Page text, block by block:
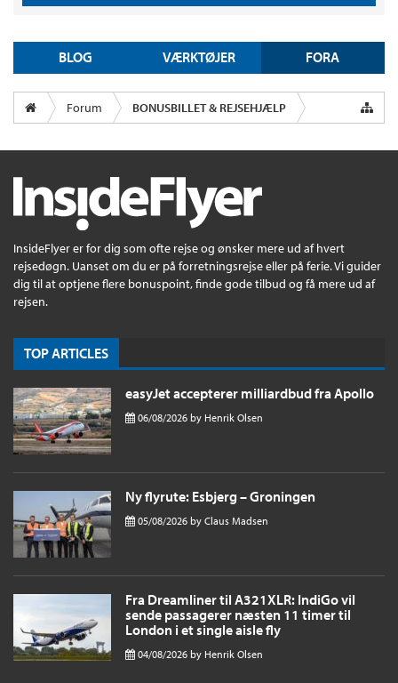
BLOG VÆRKTØJER FORA
Forum BONUSBILLET & REJSEHJÆLP
InsideFlyer er for dig som ofte rejse og ønsker mere ud af hvert
rejsedøgn. Uanset om du er på forretningsrejse eller på ferie. Vi guider
dig til at optjene flere bonuspoint, finde gode tilbud og få mere ud af
rejsen.
TOP ARTICLES
easyJet accepterer milliardbud fra Apollo
06/08/2026 by Henrik Olsen
Ny flyrute: Esbjerg – Groningen
05/08/2026 by Claus Madsen
Fra Dreamliner til A321XLR: IndiGo vil
sende passagerer næsten 11 timer til
London i et single aisle fly
04/08/2026 by Henrik Olsen